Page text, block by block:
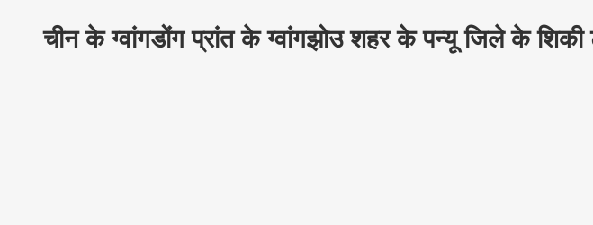
चीन के ग्वांगडोंग प्रांत के ग्वांगझोउ शहर के पन्यू जिले के